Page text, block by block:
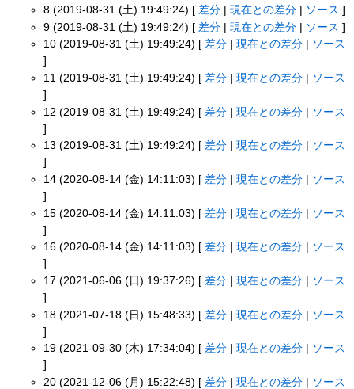
8 (2019-08-31 (土) 19:49:24) [ 差分 |現在との差分 ソース ]
9 (2019-08-31 (土) 19:49:24) [ 差分 |現在との差分 | ソース ]
10 (2019-08-31 (土) 19:49:24) [ 差分 |現在との差分
ソース
]
11 (2019-08-31 (土) 19:49:24) [ 差分 |現在との差分
ソース
]
12 (2019-08-31 (土) 19:49:24) [ 差分 |現在との差分 | ソース
]
13 (2019-08-31 (土) 19:49:24) [ 差分 |現在との差分
ソース
]
14 (2020-08-14 (金) 14:11:03) [ 差分 |現在との差分
ソース
]
15 (2020-08-14 (金) 14:11:03) [ 差分 |現在との差分 | ソース
]
16 (2020-08-14 (金) 14:11:03) [ 差分 |現在との差分
ソース
]
17 (2021-06-06 (日) 19:37:26) [ 差分 |現在との差分
ソース
]
18 (2021-07-18 (日) 15:48:33) [ 差分 |現在との差分 | ソース
]
19 (2021-09-30 (木) 17:34:04) [ 差分 |現在との差分
ソース
]
20 (2021-12-06 (月) 15:22:48) [ 差分 |現在との差分
ソース